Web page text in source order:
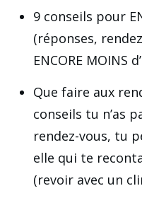
9 conseils pour
(réponses,
ENCORE MOINS
Que faire aux
conseils tu n’as
rendez-vous, tu
elle qui te
(revoir avec un